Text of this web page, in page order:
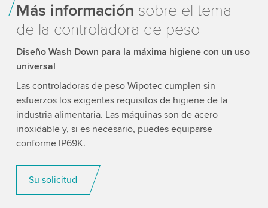
Más información sobre el tema
de la controladora de peso
Diseño Wash Down para la máxima higiene con un uso
universal
Las controladoras de peso Wipotec cumplen sin
esfuerzos los exigentes requisitos de higiene de la
industria alimentaria. Las máquinas son de acero
inoxidable y, si es necesario, puedes equiparse
conforme IP69K.
Su solicitud